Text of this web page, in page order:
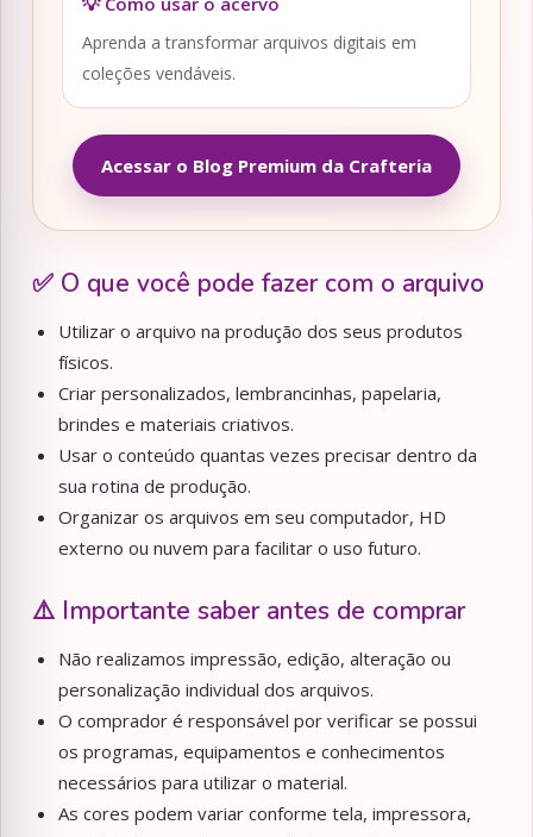
Aprenda a transformar arquivos digitais em
coleções vendáveis.
Acessar o Blog Premium da Crafteria
✅ O que você pode fazer com o arquivo
Utilizar o arquivo na produção dos seus produtos
físicos.
Criar personalizados, lembrancinhas, papelaria,
brindes e materiais criativos.
Usar o conteúdo quantas vezes precisar dentro da
sua rotina de produção.
Organizar os arquivos em seu computador, HD
externo ou nuvem para facilitar o uso futuro.
⚠️ Importante saber antes de comprar
Não realizamos impressão, edição, alteração ou
personalização individual dos arquivos.
O comprador é responsável por verificar se possui
os programas, equipamentos e conhecimentos
necessários para utilizar o material.
As cores podem variar conforme tela, impressora,